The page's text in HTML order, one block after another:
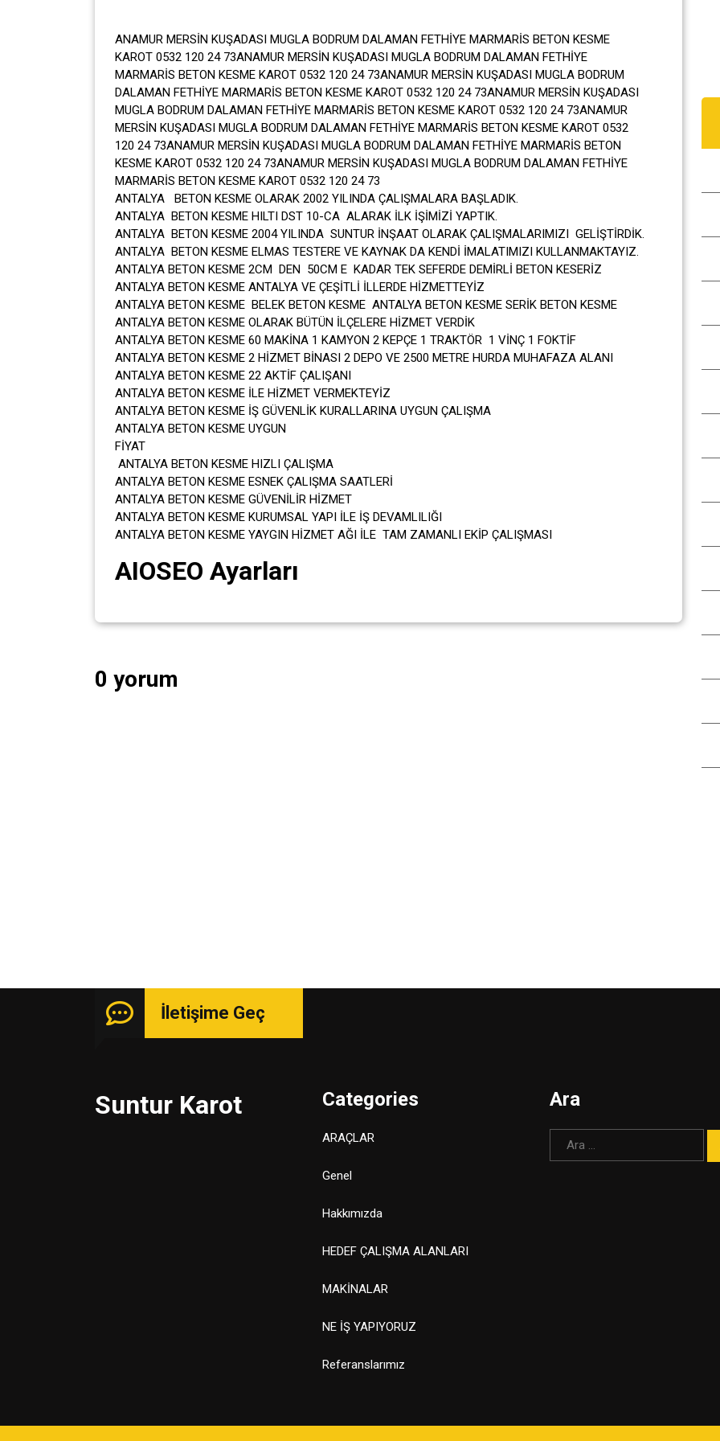
ANAMUR MERSİN KUŞADASI MUGLA BODRUM DALAMAN FETHİYE MARMARİS BETON KESME
KAROT 0532 120 24 73ANAMUR MERSİN KUŞADASI MUGLA BODRUM DALAMAN FETHİYE
MARMARİS BETON KESME KAROT 0532 120 24 73ANAMUR MERSİN KUŞADASI MUGLA BODRUM
DALAMAN FETHİYE MARMARİS BETON KESME KAROT 0532 120 24 73ANAMUR MERSİN KUŞADASI
MUGLA BODRUM DALAMAN FETHİYE MARMARİS BETON KESME KAROT 0532 120 24 73ANAMUR
MERSİN KUŞADASI MUGLA BODRUM DALAMAN FETHİYE MARMARİS BETON KESME KAROT 0532
120 24 73ANAMUR MERSİN KUŞADASI MUGLA BODRUM DALAMAN FETHİYE MARMARİS BETON
KESME KAROT 0532 120 24 73ANAMUR MERSİN KUŞADASI MUGLA BODRUM DALAMAN FETHİYE
MARMARİS BETON KESME KAROT 0532 120 24 73
ANTALYA BETON KESME OLARAK 2002 YILINDA ÇALIŞMALARA BAŞLADIK.
ANTALYA BETON KESME HILTI DST 10-CA ALARAK İLK İŞİMİZİ YAPTIK.
ANTALYA BETON KESME 2004 YILINDA SUNTUR İNŞAAT OLARAK ÇALIŞMALARIMIZI GELİŞTİRDİK.
ANTALYA BETON KESME ELMAS TESTERE VE KAYNAK DA KENDİ İMALATIMIZI KULLANMAKTAYIZ.
ANTALYA BETON KESME 2CM DEN 50CM E KADAR TEK SEFERDE DEMİRLİ BETON KESERİZ
ANTALYA BETON KESME ANTALYA VE ÇEŞİTLİ İLLERDE HİZMETTEYİZ
ANTALYA BETON KESME BELEK BETON KESME ANTALYA BETON KESME SERİK BETON KESME
ANTALYA BETON KESME OLARAK BÜTÜN İLÇELERE HİZMET VERDİK
ANTALYA BETON KESME 60 MAKİNA 1 KAMYON 2 KEPÇE 1 TRAKTÖR 1 VİNÇ 1 FOKTİF
ANTALYA BETON KESME 2 HİZMET BİNASI 2 DEPO VE 2500 METRE HURDA MUHAFAZA ALANI
ANTALYA BETON KESME 22 AKTİF ÇALIŞANI
ANTALYA BETON KESME İLE HİZMET VERMEKTEYİZ
ANTALYA BETON KESME İŞ GÜVENLİK KURALLARINA UYGUN ÇALIŞMA
ANTALYA BETON KESME UYGUN
FİYAT
ANTALYA BETON KESME HIZLI ÇALIŞMA
ANTALYA BETON KESME ESNEK ÇALIŞMA SAATLERİ
ANTALYA BETON KESME GÜVENİLİR HİZMET
ANTALYA BETON KESME KURUMSAL YAPI İLE İŞ DEVAMLILIĞI
ANTALYA BETON KESME YAYGIN HİZMET AĞI İLE TAM ZAMANLI EKİP ÇALIŞMASI
AIOSEO Ayarları
0 yorum
İletişime Geç
Suntur Karot Categories
ARAÇLAR
Genel
Hakkımızda
HEDEF ÇALIŞMA ALANLARI
MAKİNALAR
NE İŞ YAPIYORUZ
Referanslarımız
Ara
Arama: